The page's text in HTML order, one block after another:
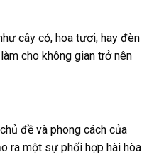
cây cỏ, hoa tươi, hay đèn
cho không gian trở nên
đề và phong cách của
ra một sự phối hợp hài hòa